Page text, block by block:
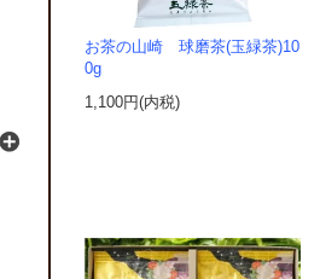
お茶の山崎 球磨茶(玉緑茶)10
0g
1,100円(内税)